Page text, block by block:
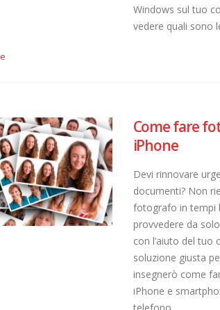
Windows sul tuo
vedere quali sono
Come fare
iPhone
Devi rinnovare
documenti? Non
fotografo in tempi
provvedere da
con l’aiuto del tuo
soluzione giusta
insegnerò come
iPhone e